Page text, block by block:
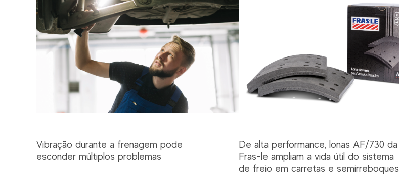
Vibração durante a frenagem pode
esconder múltiplos problemas
De alta performance, lonas AF/730 da
Fras-le ampliam a vida útil do sistema
de freio em carretas e semirreboques